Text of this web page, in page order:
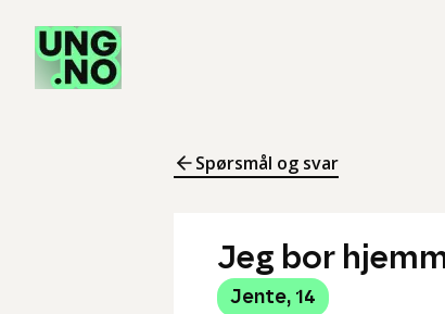
Spørsmål og svar
Jeg bor
Jente, 14